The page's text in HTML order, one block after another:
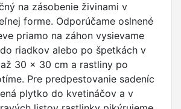
na zásobenie živinami v
forme. Odporúčame oslnené
priamo na záhon vysievame
riadkov alebo po špetkách v
30 x 30 cm a rastliny po
Pre predpestovanie sadeníc
plytko do kvetináčov a v